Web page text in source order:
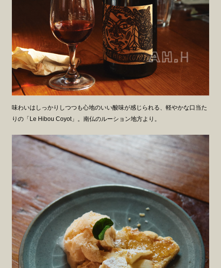
味わいはしっかりしつつも心地のいい酸味が感じられる、軽やかな口当た
りの「Le Hibou Coyot」。南仏のルーション地方より。